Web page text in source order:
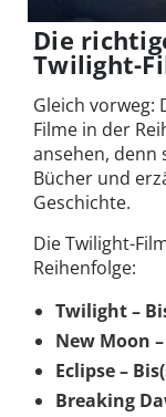
Die
Twilight-
Gleich vorweg:
Filme in der
ansehen, denn
Bücher und
Geschichte.
Die Twilight-
Reihenfolge:
Twilight –
New Moon
Eclipse –
Breaking